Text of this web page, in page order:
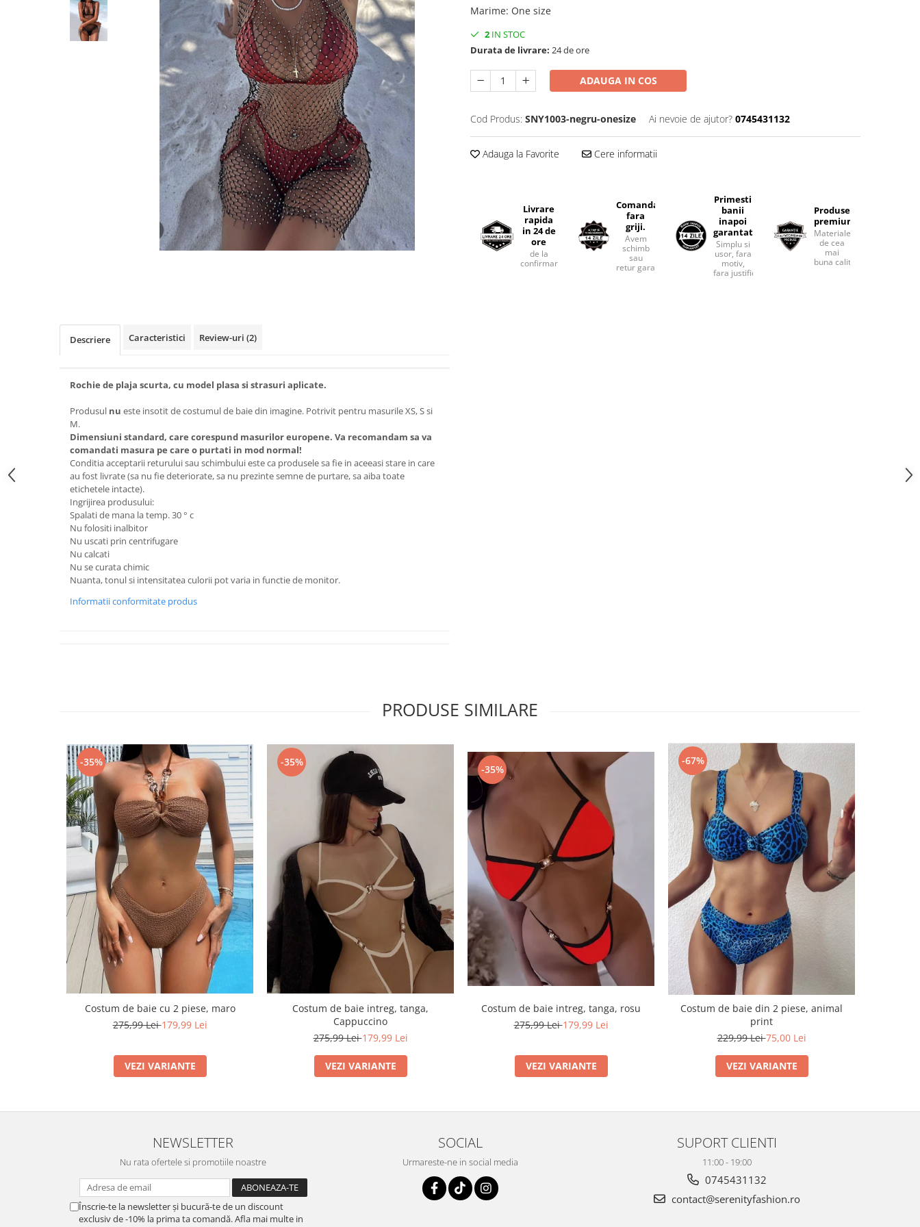
Marime: One size
2 IN STOC
Durata de livrare: 24 de ore
ADAUGA IN COS
Cod Produs: SNY1003-negru-onesize Ai nevoie de ajutor? 0745431132
Adauga la Favorite Cere informatii
Livrare
rapida
in 24 de
ore
de la
confirmarea comenzii.
Comanda
fara
griji.
Avem
schimb
sau
retur garantat.
Primesti
banii
inapoi
garantat
Simplu si
usor, fara
motiv,
fara justificari.
Produse
premium.
Materiale
de cea
mai
buna calitate.
Descriere Caracteristici Review-uri (2)
Rochie de plaja scurta, cu model plasa si strasuri aplicate.
Produsul nu este insotit de costumul de baie din imagine. Potrivit pentru masurile XS, S si
M.
Dimensiuni standard, care corespund masurilor europene. Va recomandam sa va
comandati masura pe care o purtati in mod normal!
Conditia acceptarii returului sau schimbului este ca produsele sa fie in aceeasi stare in care
au fost livrate (sa nu fie deteriorate, sa nu prezinte semne de purtare, sa aiba toate
etichetele intacte).
Ingrijirea produsului:
Spalati de mana la temp. 30 ° c
Nu folositi inalbitor
Nu uscati prin centrifugare
Nu calcati
Nu se curata chimic
Nuanta, tonul si intensitatea culorii pot varia in functie de monitor.
Informatii conformitate produs
PRODUSE SIMILARE
-35%
Costum de baie cu 2 piese, maro
275,99 Lei179,99 Lei
VEZI VARIANTE
-35%
Costum de baie intreg, tanga,
Cappuccino
275,99 Lei179,99 Lei
VEZI VARIANTE
-35%
Costum de baie intreg, tanga, rosu
275,99 Lei179,99 Lei
VEZI VARIANTE
-67%
Costum de baie din 2 piese, animal
print
229,99 Lei75,00 Lei
VEZI VARIANTE
NEWSLETTER
Nu rata ofertele si promotiile noastre
Înscrie-te la newsletter și bucură-te de un discount
exclusiv de -10% la prima ta comandă. Afla mai multe in
SOCIAL
Urmareste-ne in social media
SUPORT CLIENTI
11:00 - 19:00
0745431132
contact@serenityfashion.ro